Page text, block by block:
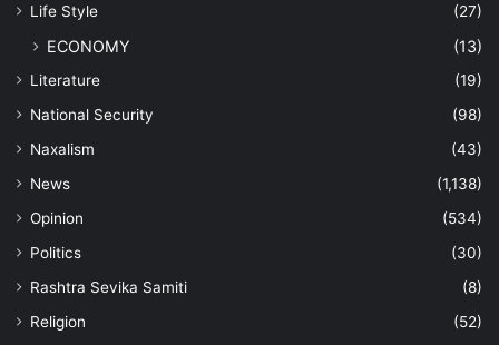
Life Style
(27)
ECONOMY (13)
Literature
(19)
National Security
(98)
Naxalism
(43)
News
(1,138)
Opinion
(534)
Politics
(30)
Rashtra Sevika Samiti
(8)
Religion
(52)